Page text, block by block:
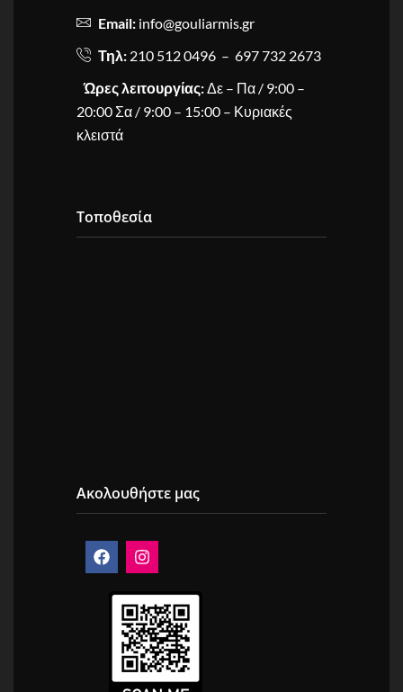
Email: info@gouliarmis.gr
Τηλ: 210 512 0496 – 697 732 2673
Ώρες λειτουργίας: Δε – Πα / 9:00 –
20:00 Σα / 9:00 – 15:00 – Κυριακές
κλειστά
Τοποθεσία
Ακολουθήστε μας